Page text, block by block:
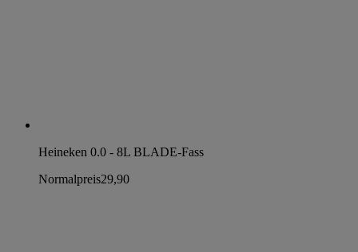
Heineken 0.0 - 8L BLADE-Fass
Normalpreis29,90